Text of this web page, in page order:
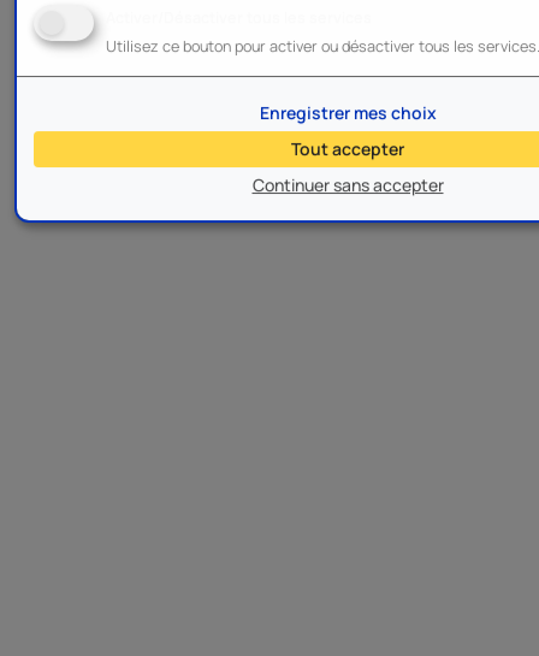
Utilisez ce bouton pour activer ou désactiver tous les services.
Continuer sans accepter
Enregistrer mes choix
Tout accepter